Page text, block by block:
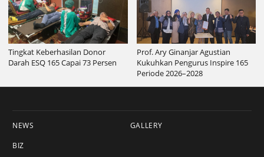
Tingkat Keberhasilan Donor
Darah ESQ 165 Capai 73 Persen
Prof. Ary Ginanjar Agustian
Kukuhkan Pengurus Inspire 165
Periode 2026–2028
NEWS
BIZ
GALLERY